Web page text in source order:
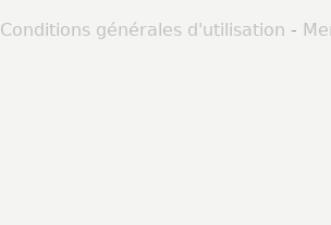
Conditions générales d'utilisation -